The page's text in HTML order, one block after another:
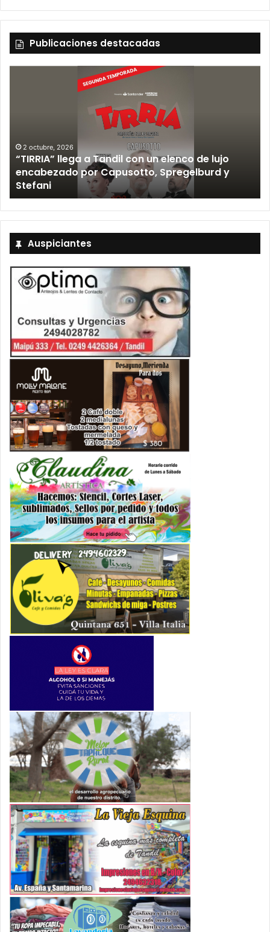
Publicaciones destacadas
2 octubre, 2026
“TIRRIA” llega a Tandil con un elenco de lujo
encabezado por Capusotto, Spregelburd y
Stefani
Auspiciantes